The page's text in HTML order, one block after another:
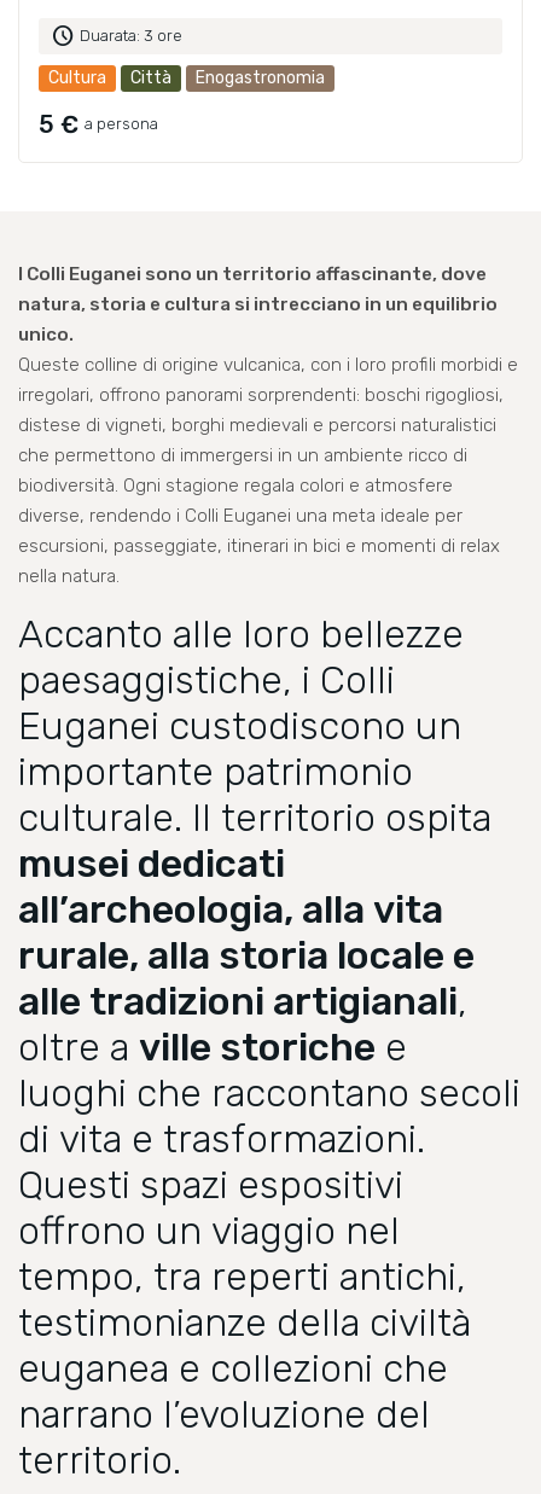
schedule Duarata: 3 ore
Cultura Città Enogastronomia
5 € a persona
I Colli Euganei sono un territorio affascinante, dove
natura, storia e cultura si intrecciano in un equilibrio
unico.
Queste colline di origine vulcanica, con i loro profili morbidi e
irregolari, offrono panorami sorprendenti: boschi rigogliosi,
distese di vigneti, borghi medievali e percorsi naturalistici
che permettono di immergersi in un ambiente ricco di
biodiversità. Ogni stagione regala colori e atmosfere
diverse, rendendo i Colli Euganei una meta ideale per
escursioni, passeggiate, itinerari in bici e momenti di relax
nella natura.
Accanto alle loro bellezze
paesaggistiche, i Colli
Euganei custodiscono un
importante patrimonio
culturale. Il territorio ospita
musei dedicati
all’archeologia, alla vita
rurale, alla storia locale e
alle tradizioni artigianali,
oltre a ville storiche e
luoghi che raccontano secoli
di vita e trasformazioni.
Questi spazi espositivi
offrono un viaggio nel
tempo, tra reperti antichi,
testimonianze della civiltà
euganea e collezioni che
narrano l’evoluzione del
territorio.